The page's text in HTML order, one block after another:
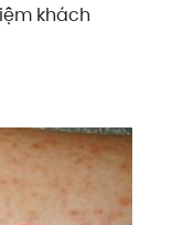
khách